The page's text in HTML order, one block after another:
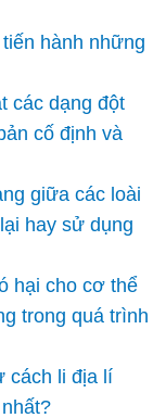
hành những
các dạng đột
cố định và
giữa các loài
hay sử dụng
hại cho cơ thể
trong quá trình
cách li địa lí